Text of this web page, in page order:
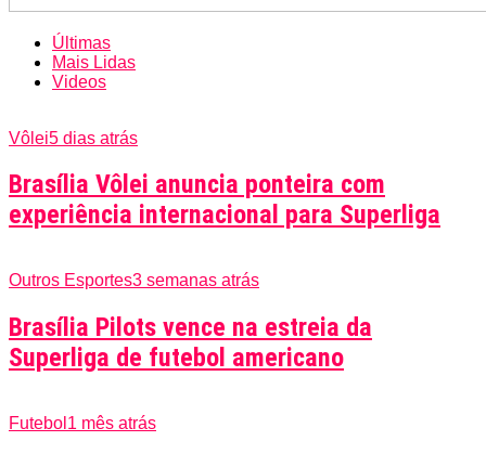
Últimas
Mais Lidas
Videos
Vôlei5 dias atrás
Brasília Vôlei anuncia ponteira com
experiência internacional para Superliga
Outros Esportes3 semanas atrás
Brasília Pilots vence na estreia da
Superliga de futebol americano
Futebol 1 mês atrás